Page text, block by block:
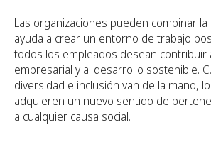
Las organizaciones pueden combinar la
ayuda a crear un entorno de trabajo
todos los empleados desean contribuir
empresarial y al desarrollo sostenible.
diversidad e inclusión van de la mano,
adquieren un nuevo sentido de
a cualquier causa social.